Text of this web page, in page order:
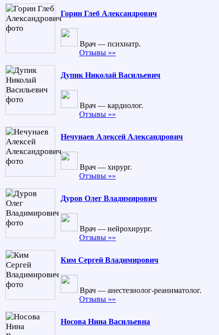
Горин Глеб Александрович
Врач — психиатр.
Отзывы »»
Дупик Николай Васильевич
Врач — кардиолог.
Отзывы »»
Нечунаев Алексей Александрович
Врач — хирург.
Отзывы »»
Дуров Олег Владимирович
Врач — нейрохирург.
Отзывы »»
Ким Сергей Владимирович
Врач — анестезиолог-реаниматолог.
Отзывы »»
Носова Нина Васильевна